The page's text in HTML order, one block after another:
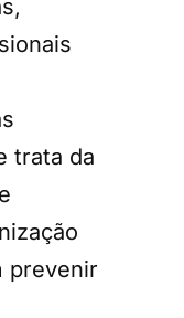
trata da
prevenir